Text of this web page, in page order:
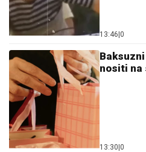
13:46|0
nositi na
13:30|0